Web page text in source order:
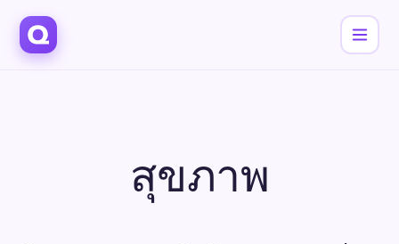
สุขภาพ